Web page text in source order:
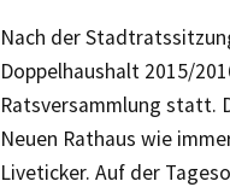
Nach der
Doppelhaushalt 2015/
Ratsversammlung statt.
Neuen Rathaus wie
Liveticker. Auf der